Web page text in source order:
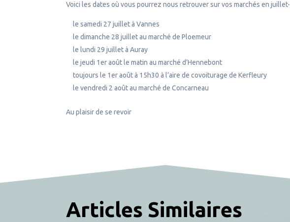
Voici les dates où vous pourrez nous retrouver sur vos marchés en
le samedi 27 juillet à Vannes
le dimanche 28 juillet au marché de Ploemeur
le lundi 29 juillet à Auray
le jeudi 1er août le matin au marché d’Hennebont
toujours le 1er août à 15h30 à l’aire de covoiturage de Kerfleury
le vendredi 2 août au marché de Concarneau
Au plaisir de se revoir
Articles Similaires